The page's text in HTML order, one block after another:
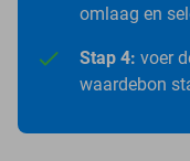
omlaag en
Stap 4: voer
waardebon